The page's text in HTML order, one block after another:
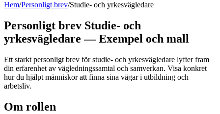
Hem/Personligt brev/Studie- och yrkesvägledare
Personligt brev Studie- och
yrkesvägledare — Exempel och mall
Ett starkt personligt brev för studie- och yrkesvägledare lyfter fram
din erfarenhet av vägledningssamtal och samverkan. Visa konkret
hur du hjälpt människor att finna sina vägar i utbildning och
arbetsliv.
Om rollen